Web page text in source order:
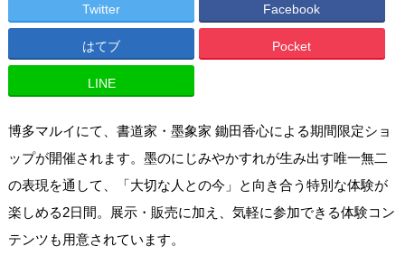
Twitter Facebook
はてブ Pocket
LINE
博多マルイにて、書道家・墨象家 鋤田香心による期間限定ショ
ップが開催されます。墨のにじみやかすれが生み出す唯一無二
の表現を通して、「大切な人との今」と向き合う特別な体験が
楽しめる2日間。展示・販売に加え、気軽に参加できる体験コン
テンツも用意されています。